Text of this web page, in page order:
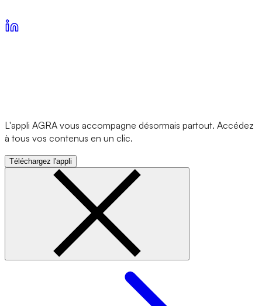
L'appli AGRA vous accompagne désormais partout. Accédez
à tous vos contenus en un clic.
Téléchargez l'appli